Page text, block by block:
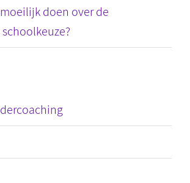
doen over de